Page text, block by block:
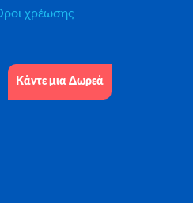
χρέωσης
Κάντε μια Δωρεά